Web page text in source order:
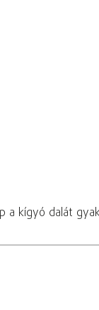
kígyó dalát